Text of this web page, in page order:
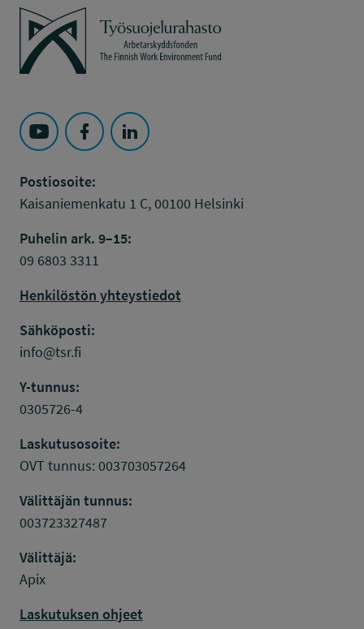
Työsuojelurahasto
Seuraa Työsuojelurahasto kohteessa: YouTube
Seuraa Työsuojelurahasto kohteessa:
Seuraa Työsuojelurahasto kohteessa:
Postiosoite:
Kaisaniemenkatu 1 C, 00100 Helsinki
Puhelin ark. 9–15:
09 6803 3311
Henkilöstön yhteystiedot
Sähköposti:
info@tsr.fi
Y-tunnus:
0305726-4
Laskutusosoite:
OVT tunnus: 003703057264
Välittäjän tunnus:
003723327487
Välittäjä:
Apix
Laskutuksen ohjeet